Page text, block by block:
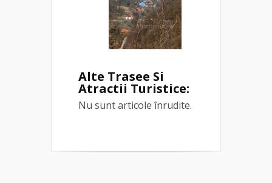
Alte Trasee Si
Atractii Turistice:
Nu sunt articole înrudite.